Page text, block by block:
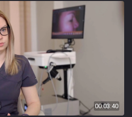
00:03:40